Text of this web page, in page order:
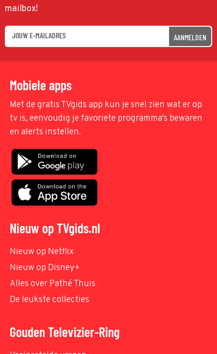
mailbox!
AANMELDEN
Mobiele apps
Met de gratis TVgids app kun je snel zien wat er op
tv is, eenvoudig je favoriete programma's bewaren
en alerts instellen.
Nieuw op TVgids.nl
Nieuw op Netflix
Nieuw op Disney+
Alles over Pathé Thuis
De leukste collecties
Gouden Televizier-Ring